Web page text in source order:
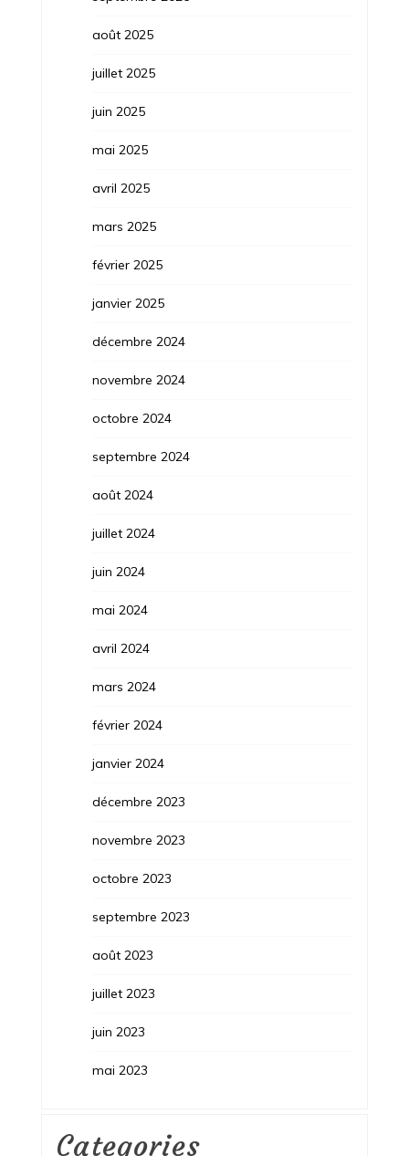
août 2025
juillet 2025
juin 2025
mai 2025
avril 2025
mars 2025
février 2025
janvier 2025
décembre 2024
novembre 2024
octobre 2024
septembre 2024
août 2024
juillet 2024
juin 2024
mai 2024
avril 2024
mars 2024
février 2024
janvier 2024
décembre 2023
novembre 2023
octobre 2023
septembre 2023
août 2023
juillet 2023
juin 2023
mai 2023
Categories